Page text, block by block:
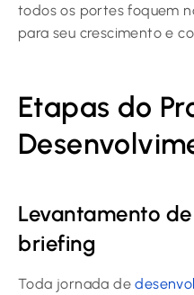
todos os portes foquem
para seu crescimento e
Etapas do
Levantamento
briefing
Toda jornada de